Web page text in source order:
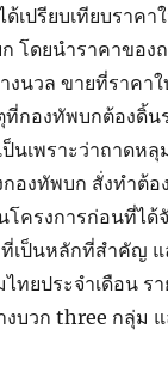
เปรียบเทียบราค
โดยนำราคาขอ
นวล ขายที่ราคา
ที่กองทัพบกต้องดิ้
นเพราะว่าถาดห
องทัพบก สั่งทำต้อ
ครงการก่อนที่ได้
ที่เป็นหลักที่สำคัญ
ทยประจำเดือน ร
บวก three กลุ่ม